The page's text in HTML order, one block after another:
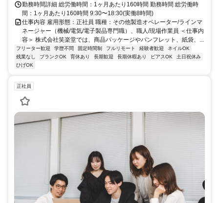
勤務時間詳細 総労働時間：1ヶ月あたり160時間 勤務時間 総労働時
間：1ヶ月あたり160時間 9:30〜18:30(実働8時間)
仕事内容 雇用形態：正社員 職種：その他製造オペレーター/ラインマ
ネージャー（機械/電気/電子製品専門職）、職人/現場作業員 ＜仕事内
容＞ 株式会社笑楽堂では、商品パッケージやパンフレット、紙袋、...
フリーター歓迎 学歴不問 固定時間制 フルリモート 経験者歓迎
ネイルOK
残業なし
ブランクOK 育休あり 長期歓迎 長期休暇あり ピアスOK
土日祝休み
ひげOK
正社員